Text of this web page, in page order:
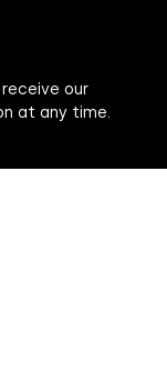
our
at any time.